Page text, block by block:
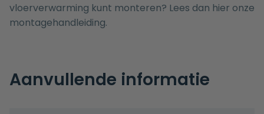
vloerverwarming kunt monteren? Lees dan hier onze
montagehandleiding.
Aanvullende informatie